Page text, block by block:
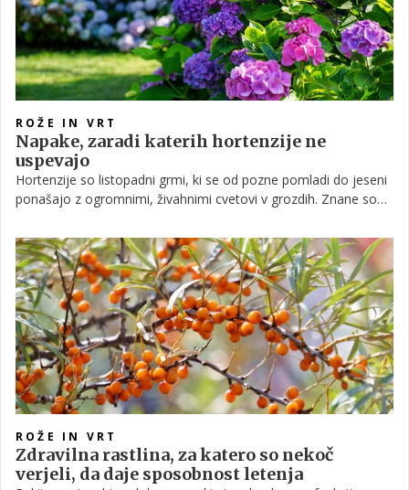
ROŽE IN VRT
Napake, zaradi katerih hortenzije ne
uspevajo
Hortenzije so listopadni grmi, ki se od pozne pomladi do jeseni
ponašajo z ogromnimi, živahnimi cvetovi v grozdih. Znane so
zasaditev na domačih okrasnih vrtovih. Toda kljub njihovemu
slovesu, da je zanje enostavno skrbeti, obstaja nekaj napak,
zaradi katerih pogosto ne uspevajo tako, kot bi si želeli.
ROŽE IN VRT
Zdravilna rastlina, za katero so nekoč
verjeli, da daje sposobnost letenja